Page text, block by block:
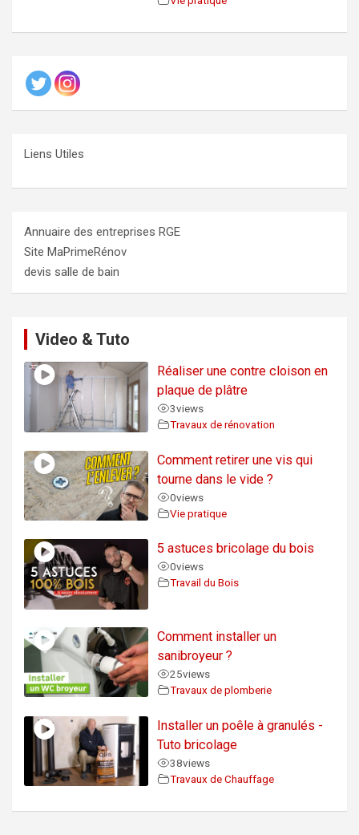
Liens Utiles
Annuaire des entreprises RGE
Site MaPrimeRénov
devis salle de bain
Video & Tuto
Réaliser une contre cloison en
plaque de plâtre
3views
Travaux de rénovation
Comment retirer une vis qui
tourne dans le vide ?
0views
Vie pratique
5 astuces bricolage du bois
0views
Travail du Bois
Comment installer un
sanibroyeur ?
25views
Travaux de plomberie
Installer un poêle à granulés -
Tuto bricolage
38views
Travaux de Chauffage